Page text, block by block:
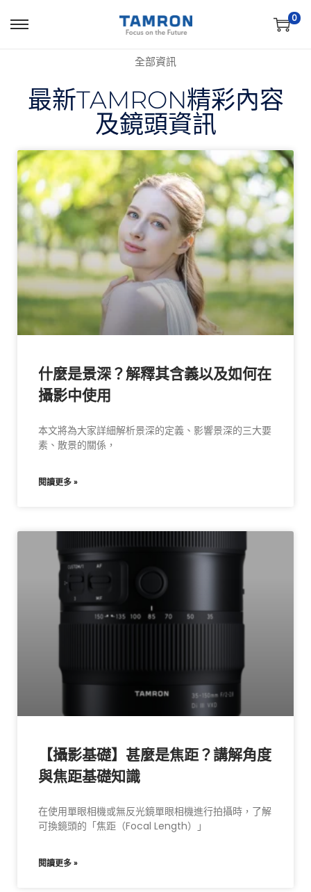
0
全部資訊
最新TAMRON精彩內容
及鏡頭資訊
什麼是景深？解釋其含義以及如何在
攝影中使用
本文將為大家詳細解析景深的定義、影響景深的三大要
素、散景的關係，
閱讀更多 »
【攝影基礎】甚麼是焦距？講解角度
與焦距基礎知識
在使用單眼相機或無反光鏡單眼相機進行拍攝時，了解
可換鏡頭的「焦距（Focal Length）」
閱讀更多 »